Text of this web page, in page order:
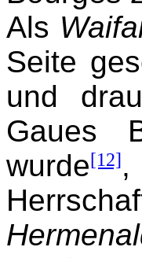
Als
Seite
und
Gaues
wurde[12],